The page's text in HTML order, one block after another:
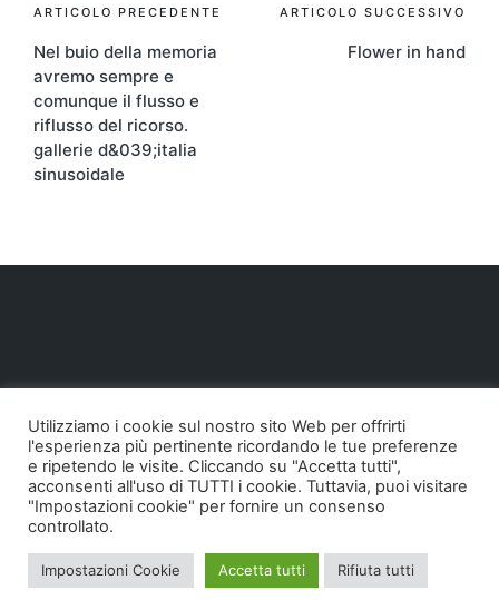
Navigazione
articoli
ARTICOLO PRECEDENTE
Nel buio della memoria
avremo sempre e
comunque il flusso e
riflusso del ricorso.
gallerie d&039;italia
sinusoidale
ARTICOLO SUCCESSIVO
Flower in hand
Copyright 2026 — Pollodigomma ...org. Tutti i diritti
riservati.
Sinatra WordPress Theme
Utilizziamo i cookie sul nostro sito Web per offrirti
l'esperienza più pertinente ricordando le tue preferenze
e ripetendo le visite. Cliccando su "Accetta tutti",
acconsenti all'uso di TUTTI i cookie. Tuttavia, puoi visitare
"Impostazioni cookie" per fornire un consenso
controllato.
Impostazioni Cookie Accetta tutti Rifiuta tutti